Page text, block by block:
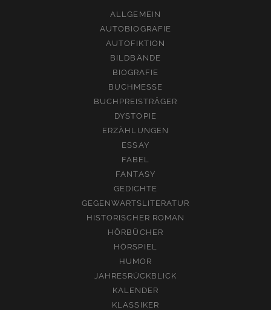
ALLGEMEIN
AUTOBIOGRAFIE
AUTOFIKTION
BILDBÄNDE
BIOGRAFIE
BUCHMESSE
BUCHPREISTRÄGER
DYSTOPIE
ERZÄHLUNGEN
ESSAY
FABEL
FANTASY
GEDICHTE
GEGENWARTSLITERATUR
HISTORISCHER ROMAN
HÖRBÜCHER
HÖRSPIEL
HUMOR
JAHRESRÜCKBLICK
KALENDER
KLASSIKER